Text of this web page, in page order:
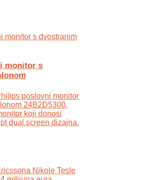
monitor s
poslovni monitor
24B2D5300,
koji donosi
dual screen dizajna.